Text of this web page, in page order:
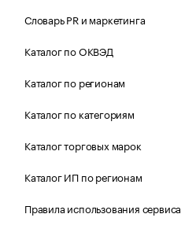
Словарь PR и маркетинга
Каталог по ОКВЭД
Каталог по регионам
Каталог по категориям
Каталог торговых марок
Каталог ИП по регионам
Правила использования сервиса